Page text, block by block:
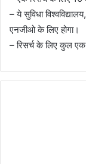
– ये सुविधा
एनजीओ के लिए होगा।
– रिसर्च के लिए कुल एक